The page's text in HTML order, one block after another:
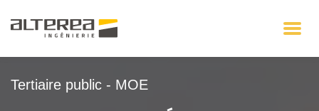
Tertiaire public - MOE